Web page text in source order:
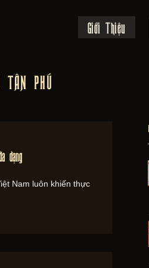
Giới Thiệu
TÂN PHÚ
dạng
Nam luôn khiến thực